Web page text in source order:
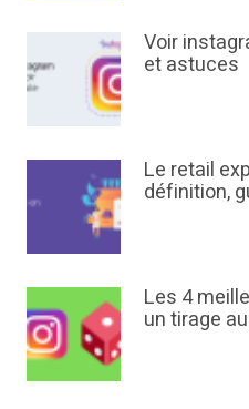
Voir
et astuces
Le retail
définition,
Les 4
un tirage